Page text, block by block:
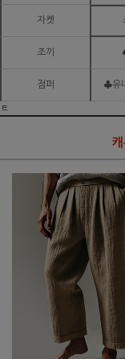
자켓
조끼
점퍼 ♣유
ㅌ